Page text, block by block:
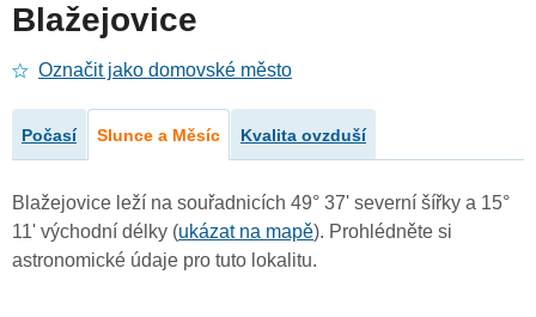
Blažejovice
Označit jako domovské město
Počasí Slunce a Měsíc Kvalita ovzduší
Blažejovice leží na souřadnicích 49° 37' severní šířky a 15°
11' východní délky (ukázat na mapě). Prohlédněte si
astronomické údaje pro tuto lokalitu.